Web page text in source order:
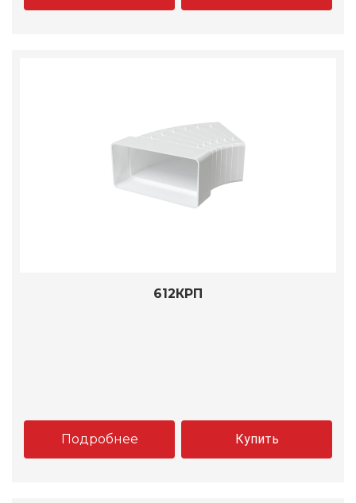
612КРП
Подробнее Купить